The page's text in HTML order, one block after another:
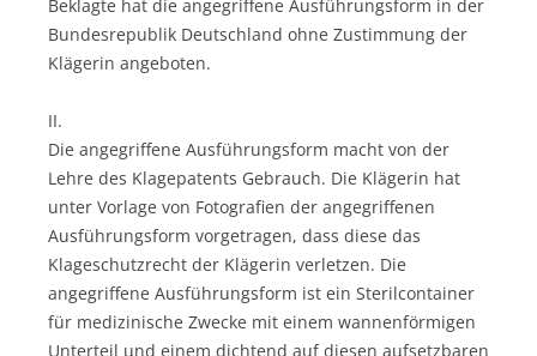
Beklagte hat die angegriffene Ausführungsform in der
Bundesrepublik Deutschland ohne Zustimmung der
Klägerin angeboten.
II.
Die angegriffene Ausführungsform macht von der
Lehre des Klagepatents Gebrauch. Die Klägerin hat
unter Vorlage von Fotografien der angegriffenen
Ausführungsform vorgetragen, dass diese das
Klageschutzrecht der Klägerin verletzen. Die
angegriffene Ausführungsform ist ein Sterilcontainer
für medizinische Zwecke mit einem wannenförmigen
Unterteil und einem dichtend auf diesen aufsetzbaren